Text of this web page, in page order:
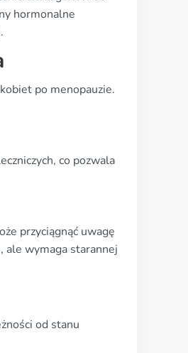
hormonalne
po menopauzie.
co pozwala
przyciągnąć uwagę
ale wymaga starannej
od stanu